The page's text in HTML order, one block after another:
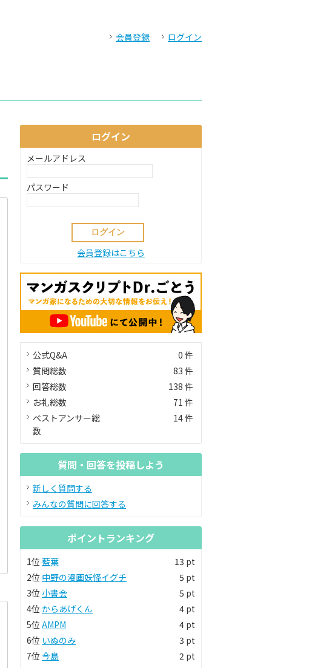
会員登録 ログイン
ログイン
メールアドレス
パスワード
会員登録はこちら
公式Q&A
0 件
質問総数
83 件
回答総数
138 件
お礼総数
71 件
ベストアンサー総
数
14 件
質問・回答を投稿しよう
新しく質問する
みんなの質問に回答する
ポイントランキング
1位藍葉
13 pt
2位 中野の漫画妖怪イグチ
5 pt
3位 小書会
5 pt
4位からあげくん
4 pt
5位AMPM
4 pt
6位 いぬのみ
3 pt
7位今島
2 pt